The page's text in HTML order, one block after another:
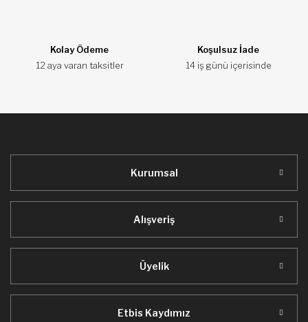
Kolay Ödeme
12 aya varan taksitler
Koşulsuz İade
14 iş günü içerisinde
Kurumsal
Alışveriş
Üyelik
Etbis Kaydımız